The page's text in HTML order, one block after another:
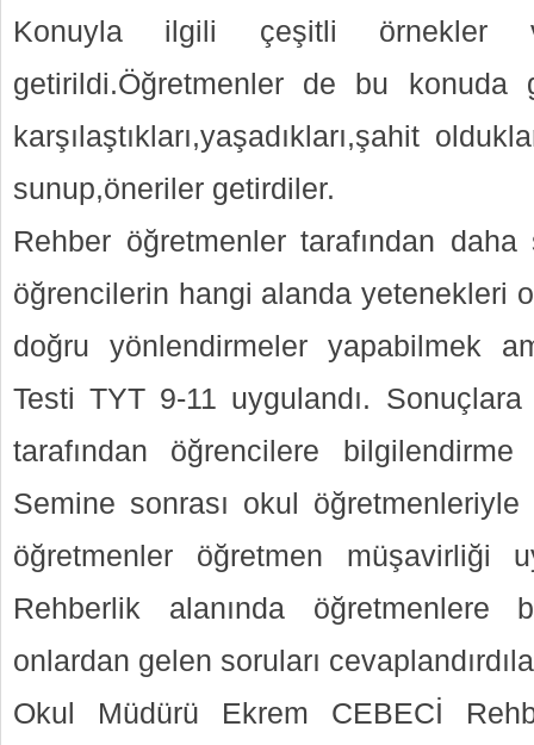
Konuyla ilgili çeşitli örnekler
getirildi.Öğretmenler de bu konuda
karşılaştıkları,yaşadıkları,şahit
sunup,öneriler getirdiler.
Rehber öğretmenler tarafından daha
öğrencilerin hangi alanda yetenekleri
doğru yönlendirmeler yapabilmek
Testi TYT 9-11 uygulandı.
tarafından öğrencilere bilgilendirme
Semine sonrası okul
öğretmenler öğretmen müşavirliği
Rehberlik alanında öğretmenlere
onlardan gelen soruları
Okul Müdürü Ekrem CEBECİ